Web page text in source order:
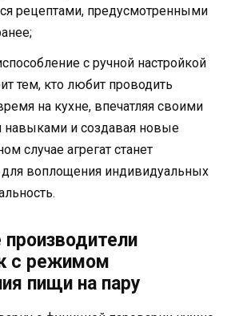
рецептами, предусмотренными
с ручной настройкой
тем, кто любит проводить
на кухне, впечатляя своими
навыками и создавая новые
случае агрегат станет
воплощения индивидуальных
с режимом
пищи на пару